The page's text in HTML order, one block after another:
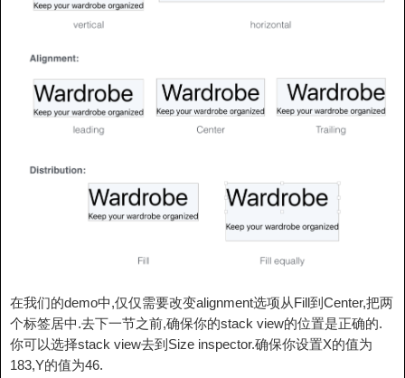
在我们的demo中,仅仅需要改变alignment选项从Fill到Center,把两
个标签居中.去下一节之前,确保你的stack view的位置是正确的.
你可以选择stack view去到Size inspector.确保你设置X的值为
183,Y的值为46.